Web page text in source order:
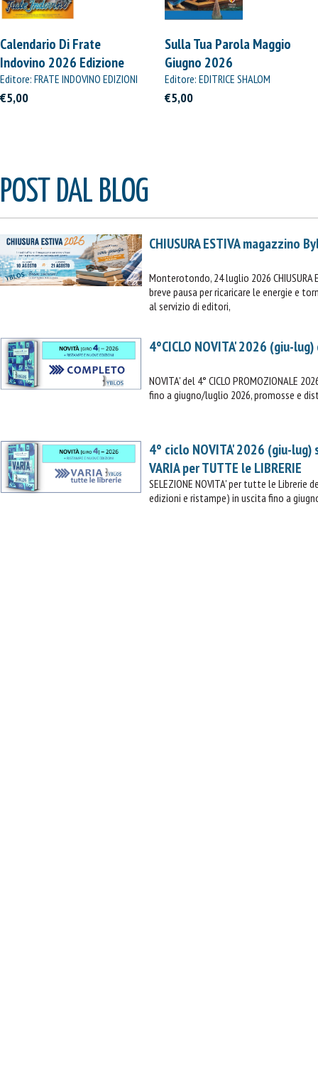
Calendario Di Frate
Indovino 2026 Edizione
Straordinaria
Editore: FRATE INDOVINO EDIZIONI
€5,00
Sulla Tua Parola Maggio
Giugno 2026
Editore: EDITRICE SHALOM
€5,00
POST DAL BLOG
CHIUSURA ESTIVA magazzino
Monterotondo, 24 luglio 2026 CHIUSURA
breve pausa per ricaricare le energie e
al servizio di editori,
4°CICLO NOVITA' 2026 (giu-
NOVITA' del 4° CICLO PROMOZIONALE
fino a giugno/luglio 2026, promosse e
4° ciclo NOVITA' 2026 (giu-lug)
VARIA per TUTTE le LIBRERIE
SELEZIONE NOVITA' per tutte le Librerie
edizioni e ristampe) in uscita fino a